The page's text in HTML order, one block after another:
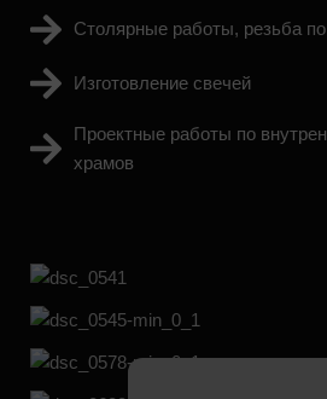
Столярные работы, резьба
Изготовление свечей
Проектные работы по
храмов